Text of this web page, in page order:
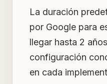
La duración
por Google para
llegar hasta 2
configuración
en cada